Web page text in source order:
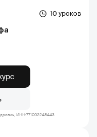
10 уроков
ИНН:771002248443